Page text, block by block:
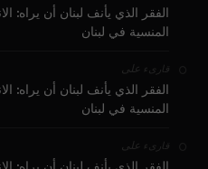
الفقر الذي يأنف لبنان أن يراه:
المنسية في لبنان
قارىء على
الفقر الذي يأنف لبنان أن يراه:
المنسية في لبنان
قارىء على